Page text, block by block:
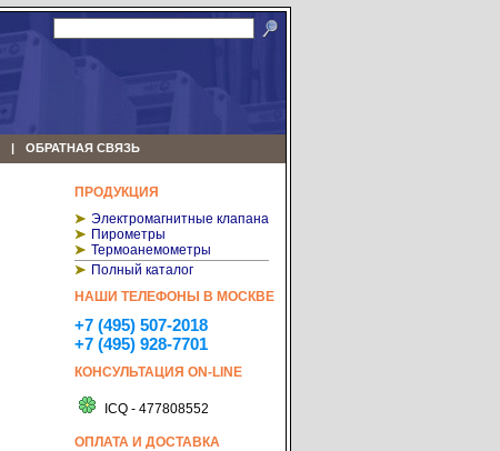
ОБРАТНАЯ СВЯЗЬ
ПРОДУКЦИЯ
Электромагнитные клапана
Пирометры
Термоанемометры
Полный каталог
НАШИ ТЕЛЕФОНЫ В МОСКВЕ
+7 (495) 507-2018
+7 (495) 928-7701
КОНСУЛЬТАЦИЯ ON-LINE
ICQ - 477808552
ОПЛАТА И ДОСТАВКА